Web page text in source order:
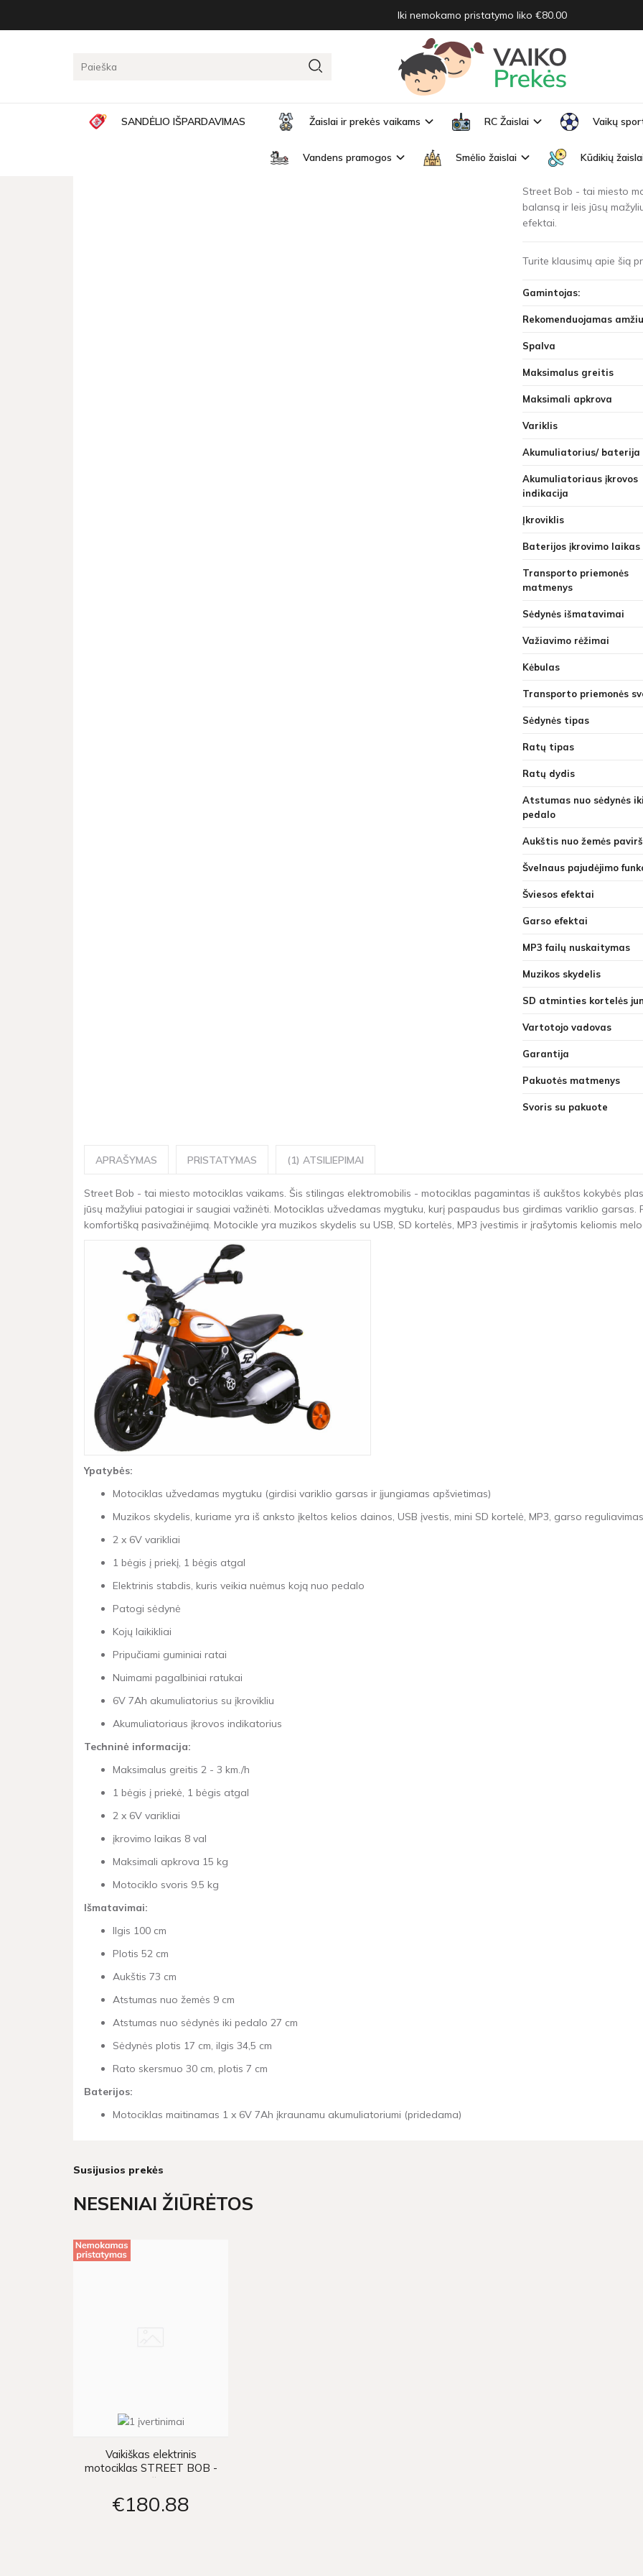
Iki nemokamo pristatymo liko €80.00
SANDĖLIO IŠPARDAVIMAS Žaislai ir prekės vaikams RC Žaislai Vaikų
Vandens pramogos Smėlio žaislai Kūdikių
Pagrindinis Elektrinis transportas Vaikiškas elektrinis motociklas STREET BOB - oranžinis
VAIKIŠKAS ELEKTRINIS MOTOCIKLAS STREET BOB -
Prekės kodas:
Turimas kiekis:
Street Bob - tai miesto
balansą ir leis jūsų
efektai.
Turite klausimų apie šią
Gamintojas:
Rekomenduojamas
Spalva
Maksimalus greitis
Maksimali apkrova
Variklis
Akumuliatorius/ baterija
Akumuliatoriaus įkrovos
indikacija
Įkroviklis
Baterijos įkrovimo laikas
Transporto priemonės
matmenys
Sėdynės išmatavimai
Važiavimo rėžimai
Kėbulas
Transporto priemonės
Sėdynės tipas
Ratų tipas
Ratų dydis
Atstumas nuo sėdynės
pedalo
Aukštis nuo žemės
Švelnaus pajudėjimo
Šviesos efektai
Garso efektai
MP3 failų nuskaitymas
Muzikos skydelis
SD atminties kortelės
Vartotojo vadovas
Garantija
Pakuotės matmenys
Svoris su pakuote
APRAŠYMAS PRISTATYMAS (1) ATSILIEPIMAI
Street Bob - tai miesto motociklas vaikams. Šis stilingas elektromobilis - motociklas pagamintas iš aukštos kokybės
jūsų mažyliui patogiai ir saugiai važinėti. Motociklas užvedamas mygtuku, kurį paspaudus bus girdimas variklio
komfortišką pasivažinėjimą. Motocikle yra muzikos skydelis su USB, SD kortelės, MP3 įvestimis ir įrašytomis keliomis
Ypatybės:
Motociklas užvedamas mygtuku (girdisi variklio garsas ir įjungiamas apšvietimas)
Muzikos skydelis, kuriame yra iš anksto įkeltos kelios dainos, USB įvestis, mini SD kortelė, MP3, garso reguliavimas
2 x 6V varikliai
1 bėgis į priekį, 1 bėgis atgal
Elektrinis stabdis, kuris veikia nuėmus koją nuo pedalo
Patogi sėdynė
Kojų laikikliai
Pripučiami guminiai ratai
Nuimami pagalbiniai ratukai
6V 7Ah akumuliatorius su įkrovikliu
Akumuliatoriaus įkrovos indikatorius
Techninė informacija:
Maksimalus greitis 2 - 3 km./h
1 bėgis į priekė, 1 bėgis atgal
2 x 6V varikliai
įkrovimo laikas 8 val
Maksimali apkrova 15 kg
Motociklo svoris 9.5 kg
Išmatavimai:
Ilgis 100 cm
Plotis 52 cm
Aukštis 73 cm
Atstumas nuo žemės 9 cm
Atstumas nuo sėdynės iki pedalo 27 cm
Sėdynės plotis 17 cm, ilgis 34,5 cm
Rato skersmuo 30 cm, plotis 7 cm
Baterijos:
Motociklas maitinamas 1 x 6V 7Ah įkraunamu akumuliatoriumi (pridedama)
Susijusios prekės
NESENIAI ŽIŪRĖTOS
Vaikiškas elektrinis
motociklas STREET BOB -
oranžinis
€180 88